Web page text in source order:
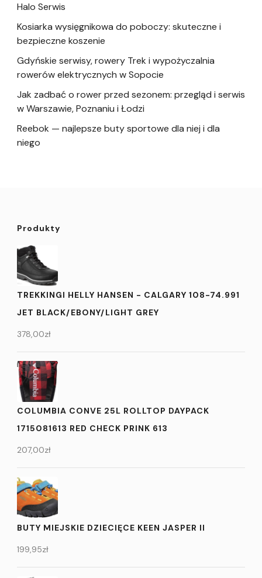
Halo Serwis
Kosiarka wysięgnikowa do poboczy: skuteczne i
bezpieczne koszenie
Gdyńskie serwisy, rowery Trek i wypożyczalnia
rowerów elektrycznych w Sopocie
Jak zadbać o rower przed sezonem: przegląd i serwis
w Warszawie, Poznaniu i Łodzi
Reebok — najlepsze buty sportowe dla niej i dla
niego
Produkty
TREKKINGI HELLY HANSEN - CALGARY 108-74.991
JET BLACK/EBONY/LIGHT GREY
378,00zł
COLUMBIA CONVE 25L ROLLTOP DAYPACK
1715081613 RED CHECK PRINK 613
207,00zł
BUTY MIEJSKIE DZIECIĘCE KEEN JASPER II
199,95zł